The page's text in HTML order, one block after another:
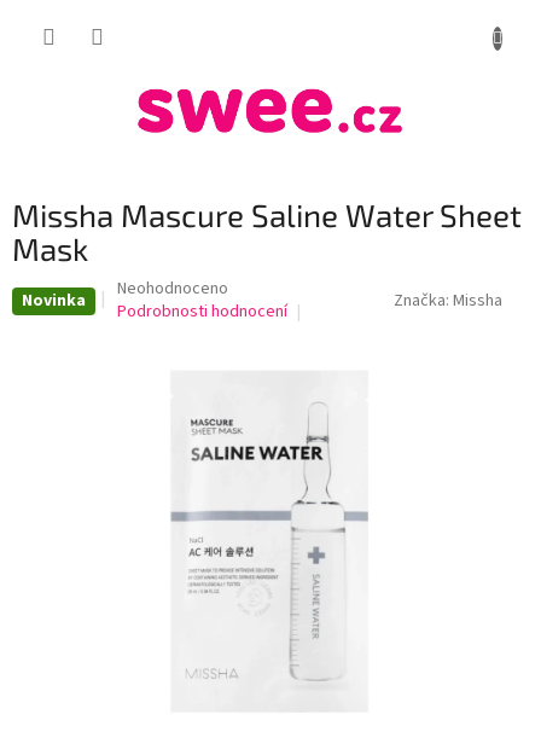
Missha Mascure Saline Water Sheet
Mask
Novinka
Průměrné
hodnocení
hvězdiček.
Neohodnoceno
Podrobnosti hodnocení
Značka: Missha